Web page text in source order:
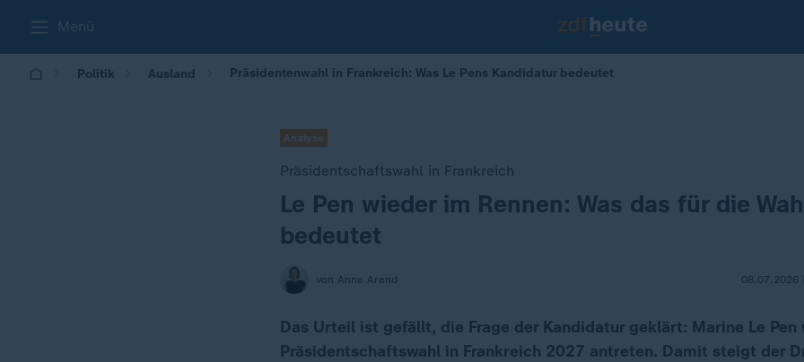
Menü
Politik Ausland Präsidentenwahl in Frankreich: Was Le Pens Kandidatur bedeutet
Analyse
Präsidentschaftswahl in Frankreich
:Le Pen wieder im Rennen: Was das für die
bedeutet
von Anne Arend 08.07.2026
Das Urteil ist gefällt, die Frage der Kandidatur geklärt: Marine Le
Präsidentschaftswahl in Frankreich 2027 antreten. Damit steigt der